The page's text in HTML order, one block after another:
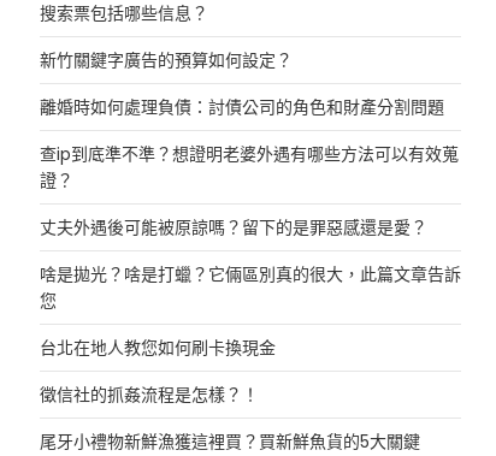
搜索票包括哪些信息？
新竹關鍵字廣告的預算如何設定？
離婚時如何處理負債：討債公司的角色和財產分割問題
查ip到底準不準？想證明老婆外遇有哪些方法可以有效蒐
證？
丈夫外遇後可能被原諒嗎？留下的是罪惡感還是愛？
啥是拋光？啥是打蠟？它倆區別真的很大，此篇文章告訴
您
台北在地人教您如何刷卡換現金
徵信社的抓姦流程是怎樣？！
尾牙小禮物新鮮漁獲這裡買？買新鮮魚貨的5大關鍵